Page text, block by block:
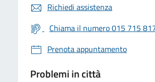
Richiedi assistenza
Chiama il numero 015 715
Prenota appuntamento
Problemi in città